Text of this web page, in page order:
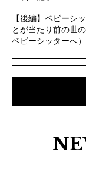
【後編】ベビーシ
とが当たり前の世
ベビーシッターへ）